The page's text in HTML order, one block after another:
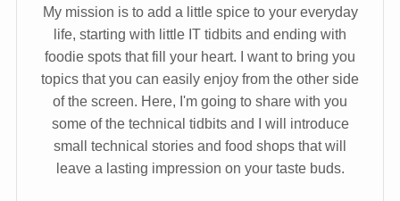
My mission is to add a little spice to your everyday
life, starting with little IT tidbits and ending with
foodie spots that fill your heart. I want to bring you
topics that you can easily enjoy from the other side
of the screen. Here, I'm going to share with you
some of the technical tidbits and I will introduce
small technical stories and food shops that will
leave a lasting impression on your taste buds.